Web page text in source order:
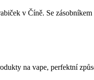
v Číně. Se
na vape, perfektní